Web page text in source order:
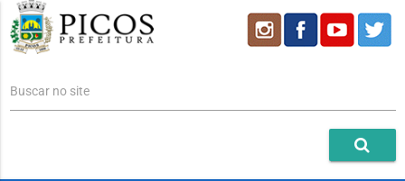
Buscar no site